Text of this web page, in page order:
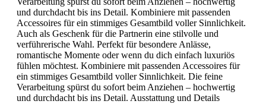
und durchdacht bis ins Detail. Kombiniere mit passenden
Accessoires für ein stimmiges Gesamtbild voller Sinnlichkeit.
Auch als Geschenk für die Partnerin eine stilvolle und
verführerische Wahl. Perfekt für besondere Anlässe,
romantische Momente oder wenn du dich einfach luxuriös
fühlen möchtest. Kombiniere mit passenden Accessoires für
ein stimmiges Gesamtbild voller Sinnlichkeit. Die feine
Verarbeitung spürst du sofort beim Anziehen – hochwertig
und durchdacht bis ins Detail. Ausstattung und Details